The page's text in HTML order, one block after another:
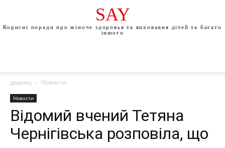
SAY
Корисні поради про жіноче здоровья та виховання дітей та багато
іншого
додому Новости
Новости
Відомий вчений Тетяна
Чернігівська розповіла, що